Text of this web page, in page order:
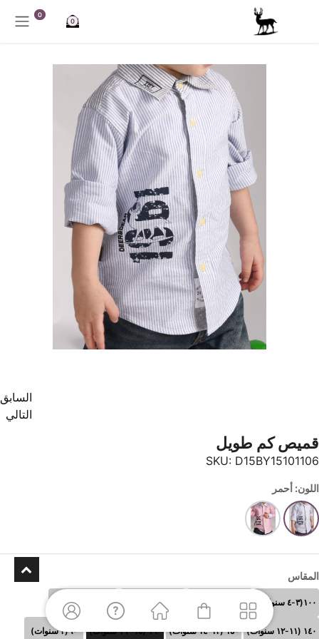
تخطي للذهاب إلى المحتوى
0
0
السابق
التالي
قميص كم طويل
SKU: D15BY15101106
اللون: أحمر
المقاس
١٠٠(٣-٤ سنوات) ١١٠ (٥-٦سنوات) ١٣٠ (٩-١٠سنوات)
١٤٠ (١١-١٢ سنوات) ١٥٠ (١٣-١٤ سنوات) ١٦٠ (١٥- ١٦ سنوات) ٩٠(٢ سنوات)